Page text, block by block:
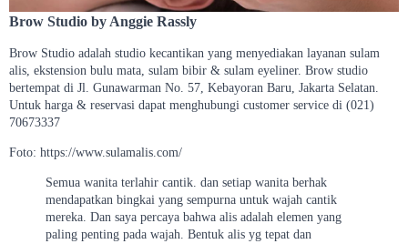
Brow Studio by Anggie Rassly
Brow Studio adalah studio kecantikan yang menyediakan layanan sulam
alis, ekstension bulu mata, sulam bibir & sulam eyeliner. Brow studio
bertempat di Jl. Gunawarman No. 57, Kebayoran Baru, Jakarta Selatan.
Untuk harga & reservasi dapat menghubungi customer service di (021)
70673337
Foto: https://www.sulamalis.com/
Semua wanita terlahir cantik. dan setiap wanita berhak
mendapatkan bingkai yang sempurna untuk wajah cantik
mereka. Dan saya percaya bahwa alis adalah elemen yang
paling penting pada wajah. Bentuk alis yg tepat dan